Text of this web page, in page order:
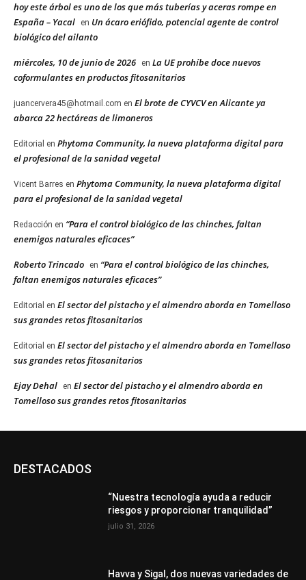
hoy este árbol es uno de los que más tuberías y aceras rompe en
España – Yacal
en Un ácaro eriófido, potencial agente de control
biológico del ailanto
miércoles, 10 de junio de 2026 en La UE prohíbe doce nuevos
coformulantes en productos fitosanitarios
juancervera45@hotmail.com en El brote de CYVCV en Alicante ya
abarca 22 hectáreas de limoneros
Editorial en Phytoma Community, la nueva plataforma digital para
el profesional de la sanidad vegetal
Vicent Barres en Phytoma Community, la nueva plataforma digital
para el profesional de la sanidad vegetal
Redacción en “Para el control biológico de las chinches, faltan
enemigos naturales eficaces”
Roberto Trincado en “Para el control biológico de las chinches,
faltan enemigos naturales eficaces”
Editorial en El sector del pistacho y el almendro aborda en Tomelloso
sus grandes retos fitosanitarios
Editorial en El sector del pistacho y el almendro aborda en Tomelloso
sus grandes retos fitosanitarios
Ejay Dehal en El sector del pistacho y el almendro aborda en
Tomelloso sus grandes retos fitosanitarios
DESTACADOS
“Nuestra tecnología ayuda a reducir
riesgos y proporcionar tranquilidad”
julio 31, 2026
Havva y Sigal, dos nuevas variedades de